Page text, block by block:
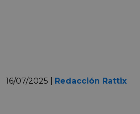
16/07/2025 | Redacción Rattix